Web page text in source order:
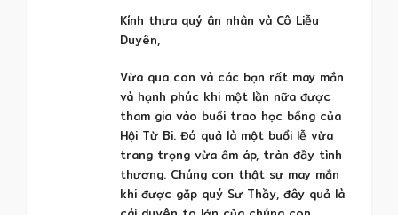
Kính thưa quý ân nhân và Cô Liễu
Duyên,
Vừa qua con và các bạn rất may mắn
và hạnh phúc khi một lần nữa được
tham gia vào buổi trao học bổng của
Hội Từ Bi. Đó quả là một buổi lễ vừa
trang trọng vừa ấm áp, tràn đầy tình
thương. Chúng con thật sự may mắn
khi được gặp quý Sư Thầy, đây quả là